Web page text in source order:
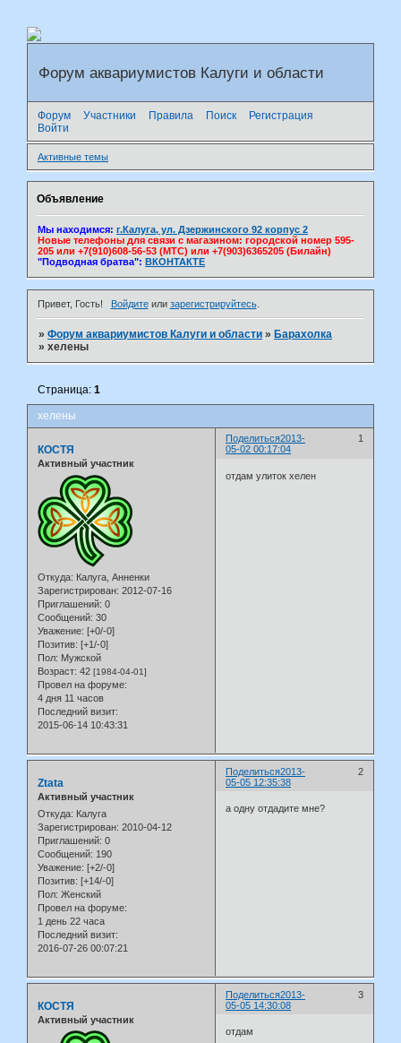
Форум аквариумистов Калуги и области
Форум Участники Правила Поиск
Регистрация
Войти
Активные темы
Объявление
Мы находимся: г.Калуга, ул. Дзержинского 92 корпус 2
Новые телефоны для связи с магазином: городской номер 595-
205 или +7(910)608-56-53 (МТС) или +7(903)6365205 (Билайн)
"Подводная братва": ВКОНТАКТЕ
Привет, Гость! Войдитеили зарегистрируйтесь.
»Форум аквариумистов Калуги и области » Барахолка
»хелены
хелены
Страница:1
Поделиться 1
2013-
05-02 00:17:04
КОСТЯ
Активный участник
Откуда: Калуга, Анненки
Зарегистрирован: 2012-07-16
Приглашений: 0
Сообщений: 30
Уважение: [+0/-0]
Позитив: [+1/-0]
Пол: Мужской
Возраст: 42 [1984-04-01]
Провел на форуме:
4 дня 11 часов
Последний визит:
2015-06-14 10:43:31
отдам улиток хелен
Поделиться 2
2013-
05-05 12:35:38
Ztata
Активный участник
Откуда: Калуга
Зарегистрирован: 2010-04-12
Приглашений: 0
Сообщений: 190
Уважение: [+2/-0]
Позитив: [+14/-0]
Пол: Женский
Провел на форуме:
1 день 22 часа
Последний визит:
2016-07-26 00:07:21
а одну отдадите мне?
Поделиться 3
2013-
05-05 14:30:08
КОСТЯ
Активный участник
отдам